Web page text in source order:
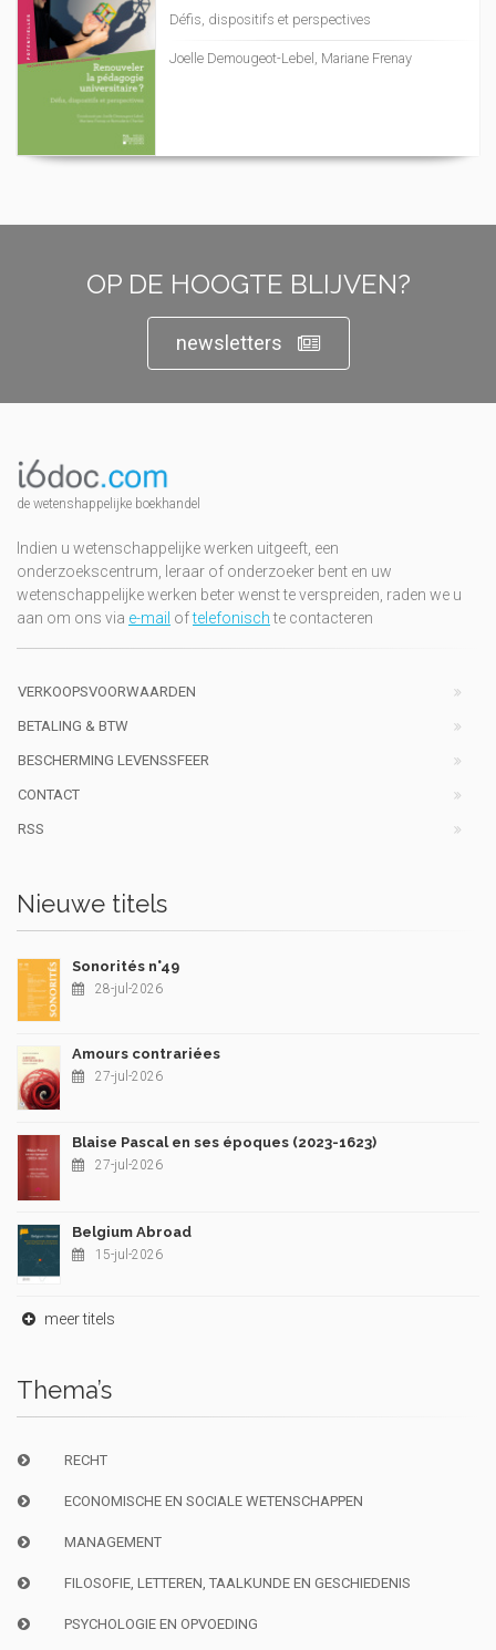
Défis, dispositifs et perspectives
Joelle Demougeot-Lebel, Mariane Frenay
OP DE HOOGTE BLIJVEN?
newsletters
de wetenshappelijke boekhandel
Indien u wetenschappelijke werken uitgeeft, een
onderzoekscentrum, leraar of onderzoeker bent en uw
wetenschappelijke werken beter wenst te verspreiden, raden we u
aan om ons via e-mail oftelefonischte contacteren
VERKOOPSVOORWAARDEN
BETALING & BTW
BESCHERMING LEVENSSFEER
CONTACT
RSS
Nieuwe titels
Sonorités n°49
28-jul-2026
Amours contrariées
27-jul-2026
Blaise Pascal en ses époques (2023-1623)
27-jul-2026
Belgium Abroad
15-jul-2026
meer titels
Thema’s
RECHT
ECONOMISCHE EN SOCIALE WETENSCHAPPEN
MANAGEMENT
FILOSOFIE, LETTEREN, TAALKUNDE EN GESCHIEDENIS
PSYCHOLOGIE EN OPVOEDING